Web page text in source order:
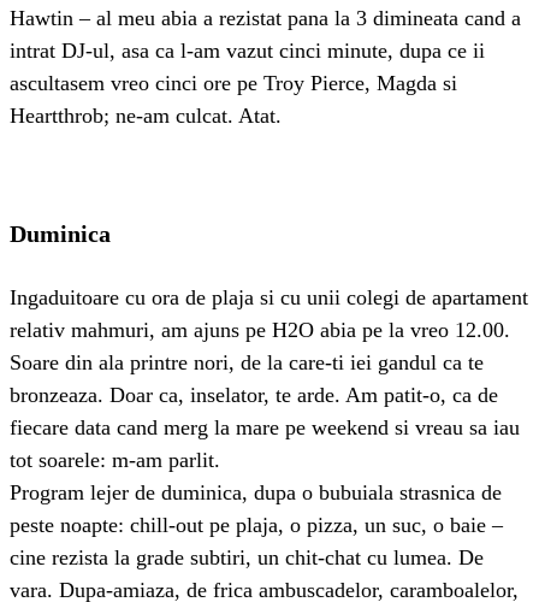
Hawtin – al meu abia a rezistat pana la 3 dimineata cand a
intrat DJ-ul, asa ca l-am vazut cinci minute, dupa ce ii
ascultasem vreo cinci ore pe Troy Pierce, Magda si
Heartthrob; ne-am culcat. Atat.
Duminica
Ingaduitoare cu ora de plaja si cu unii colegi de apartament
relativ mahmuri, am ajuns pe H2O abia pe la vreo 12.00.
Soare din ala printre nori, de la care-ti iei gandul ca te
bronzeaza. Doar ca, inselator, te arde. Am patit-o, ca de
fiecare data cand merg la mare pe weekend si vreau sa iau
tot soarele: m-am parlit.
Program lejer de duminica, dupa o bubuiala strasnica de
peste noapte: chill-out pe plaja, o pizza, un suc, o baie –
cine rezista la grade subtiri, un chit-chat cu lumea. De
vara. Dupa-amiaza, de frica ambuscadelor, caramboalelor,